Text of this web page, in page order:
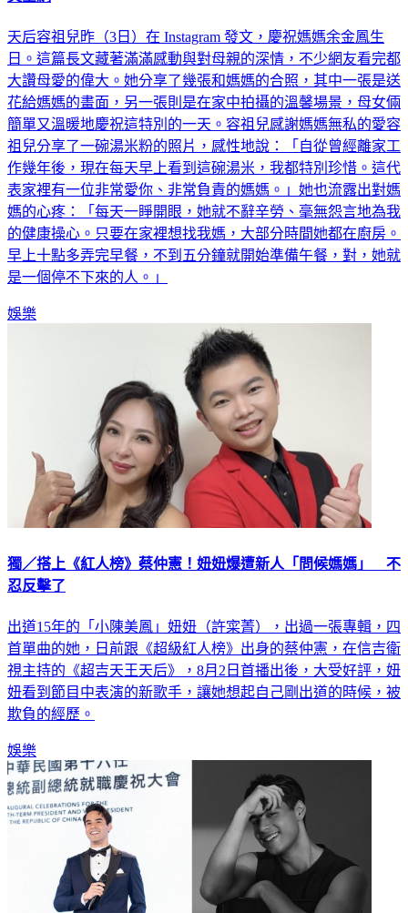
天后容祖兒昨（3日）在 Instagram 發文，慶祝媽媽余金鳳生
日。這篇長文藏著滿滿感動與對母親的深情，不少網友看完都
大讚母愛的偉大。她分享了幾張和媽媽的合照，其中一張是送
花給媽媽的畫面，另一張則是在家中拍攝的溫馨場景，母女倆
簡單又溫暖地慶祝這特別的一天。容祖兒感謝媽媽無私的愛容
祖兒分享了一碗湯米粉的照片，感性地說：「自從曾經離家工
作幾年後，現在每天早上看到這碗湯米，我都特別珍惜。這代
表家裡有一位非常愛你、非常負責的媽媽。」她也流露出對媽
媽的心疼：「每天一睜開眼，她就不辭辛勞、毫無怨言地為我
的健康操心。只要在家裡想找我媽，大部分時間她都在廚房。
早上十點多弄完早餐，不到五分鐘就開始準備午餐，對，她就
是一個停不下來的人。」
娛樂
獨／搭上《紅人榜》蔡仲憲！妞妞爆遭新人「問候媽媽」 不
忍反擊了
出道15年的「小陳美鳳」妞妞（許寀菁），出過一張專輯，四
首單曲的她，日前跟《超級紅人榜》出身的蔡仲憲，在信吉衛
視主持的《超吉天王天后》，8月2日首播出後，大受好評，妞
妞看到節目中表演的新歌手，讓她想起自己剛出道的時候，被
欺負的經歷。
娛樂